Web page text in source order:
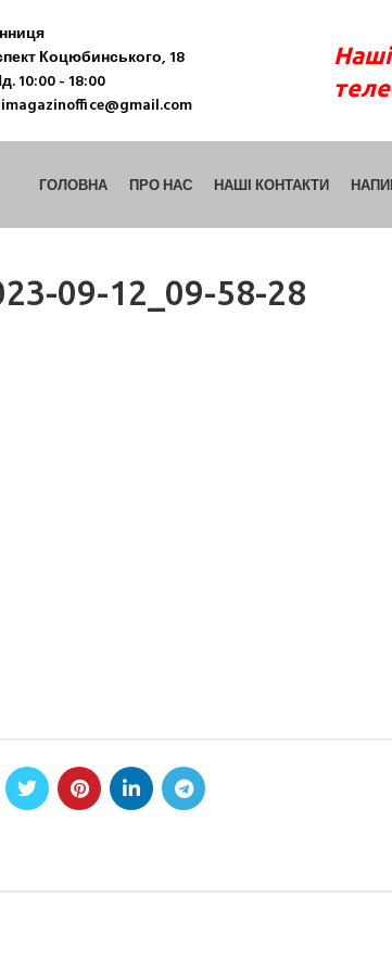
Коцюбинського, 18
10:00 - 18:00
Наші
+38
ГОЛОВНА ПРО НАС НАШІ КОНТАКТИ
09-12_09-58-28